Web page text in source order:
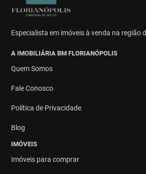
Especialista em imóveis à venda na região
A IMOBILIÁRIA BM FLORIANÓPOLIS
Quem Somos
Fale Conosco
Política de Privacidade
Blog
IMÓVEIS
Imóveis para comprar